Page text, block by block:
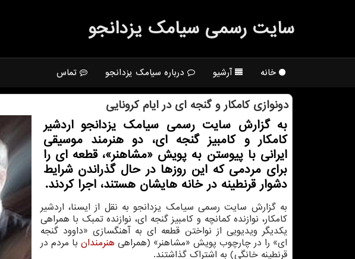
سایت رسمی سیامك یزدانجو
خانه آرشیو درباره سیامک یزدانجو تماس
دونوازی كامكار و گنجه ای در ایام كرونایی
به گزارش سایت رسمی سیامك یزدانجو اردشیر
كامكار و كامبیز گنجه ای، دو هنرمند موسیقی
ایرانی با پیوستن به پویش «مشاهنر»، قطعه ای را
برای مردمی كه این روزها در حال گذراندن شرایط
دشوار قرنطینه در خانه هایشان هستند، اجرا كردند.
به گزارش سایت رسمی سیامك یزدانجو به نقل از ایسنا، اردشیر
كامكار، نوازنده كمانچه و كامبیز گنجه ای، نوازنده تمبك با همراهی
یكدیگر ویدیویی از نواختن قطعه ای به آهنگسازی «داوود گنجه
ای» را در چارچوب پویش «مشاهنر» (همراهی هنرمندان با مردم در
قرنطینه خانگی) به اشتراك گذاشتند.